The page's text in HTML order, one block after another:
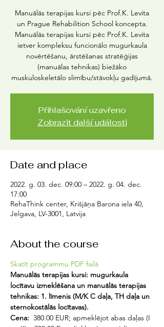
Manuālās terapijas kursi pēc Prof.K. Levita
un Prague Rehabilition School koncepta.
Manuālās terapijas kursi pēc Prof.K. Levita
ietver kompleksu funcionālo mugurkaula
novērtēšanu, ārstēšanas stratēģijas
(manuālas tehnikas) biežāko
muskuloskeletālo slimību/stāvokļu gadījumā.
Přihlašování uzavřeno
Zobrazit další události
Date and place
2022. g. 03. dec. 09:00 – 2022. g. 04. dec.
17:00
RehaThink center, Krišjāņa Barona iela 40,
Jelgava, LV-3001, Latvija
About the course
Skatīt programmu PDF failā
Manuālās terapijas kursi: mugurkaula
locītavu izmeklēšana un manuālās terapijas
tehnikas: 1. līmenis (M/K C daļa, TH daļa un
sternokostālās locītavas).
Cena: 380.00 EUR; apmeklējot abas daļas (I